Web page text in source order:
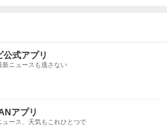
公式アプリ
新ニュースも逃さない
アプリ
ュース、天気もこれひとつで